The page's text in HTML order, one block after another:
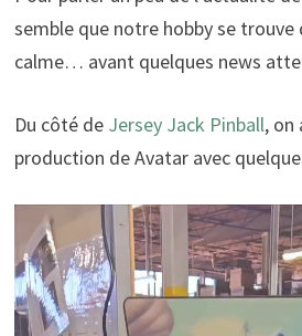
semble que notre hobby se trouve
calme… avant quelques news
Du côté de Jersey Jack Pinball, on
production de Avatar avec